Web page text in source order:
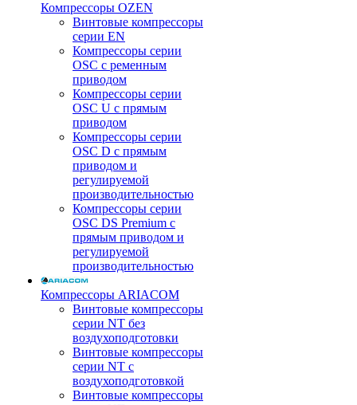
Компрессоры OZEN
Винтовые компрессоры
серии EN
Компрессоры серии
OSC с ременным
приводом
Компрессоры серии
OSC U с прямым
приводом
Компрессоры серии
OSC D с прямым
приводом и
регулируемой
производительностью
Компрессоры серии
OSC DS Premium с
прямым приводом и
регулируемой
производительностью
Компрессоры ARIACOM
Винтовые компрессоры
серии NT без
воздухоподготовки
Винтовые компрессоры
серии NT c
воздухоподготовкой
Винтовые компрессоры